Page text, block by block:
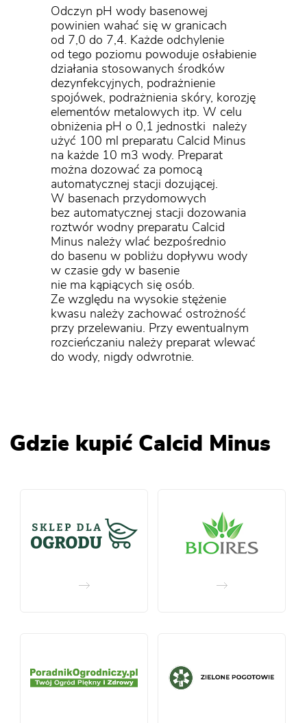
Odczyn pH wody basenowej
powinien wahać się w granicach
od 7,0 do 7,4. Każde odchylenie
od tego poziomu powoduje osłabienie
działania stosowanych środków
dezynfekcyjnych, podrażnienie
spojówek, podrażnienia skóry, korozję
elementów metalowych itp. W celu
obniżenia pH o 0,1 jednostki należy
użyć 100 ml preparatu Calcid Minus
na każde 10 m3 wody. Preparat
można dozować za pomocą
automatycznej stacji dozującej.
W basenach przydomowych
bez automatycznej stacji dozowania
roztwór wodny preparatu Calcid
Minus należy wlać bezpośrednio
do basenu w pobliżu dopływu wody
w czasie gdy w basenie
nie ma kąpiących się osób.
Ze względu na wysokie stężenie
kwasu należy zachować ostrożność
przy przelewaniu. Przy ewentualnym
rozcieńczaniu należy preparat wlewać
do wody, nigdy odwrotnie.
Gdzie kupić Calcid Minus